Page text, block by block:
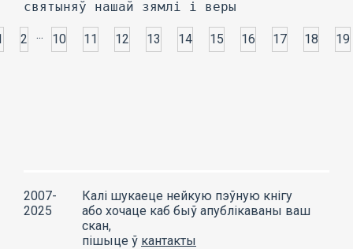
2 ... 10 11 12 13 14 15 16 17 18 19
2007-
2025
Калі шукаеце нейкую пэўную кнігу
або хочаце каб быў апублікаваны ваш
скан,
пішыце ў кантакты